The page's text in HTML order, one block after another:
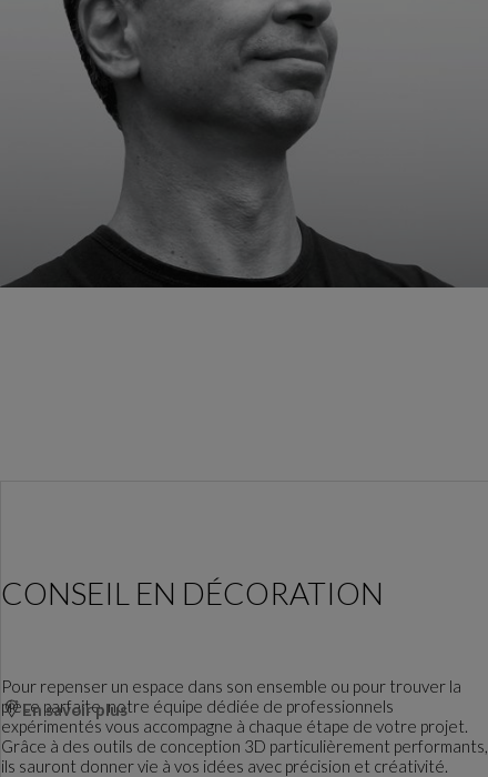
CONSEIL EN DÉCORATION
Pour repenser un espace dans son ensemble ou pour trouver la
pièce parfaite, notre équipe dédiée de professionnels
expérimentés vous accompagne à chaque étape de votre projet.
Grâce à des outils de conception 3D particulièrement performants,
ils sauront donner vie à vos idées avec précision et créativité.
En savoir plus